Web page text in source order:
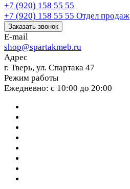
+7 (920) 158 55 55
+7 (920) 158 55 55 Отдел продаж
Заказать звонок
E-mail
shop@spartakmeb.ru
Адрес
г. Тверь, ул. Спартака 47
Режим работы
Ежедневно: с 10:00 до 20:00